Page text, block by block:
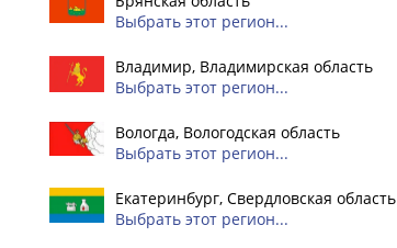
Выбрать этот регион...
Владимир, Владимирская область
Выбрать этот регион...
Вологда, Вологодская область
Выбрать этот регион...
Екатеринбург, Свердловская область
Выбрать этот регион...